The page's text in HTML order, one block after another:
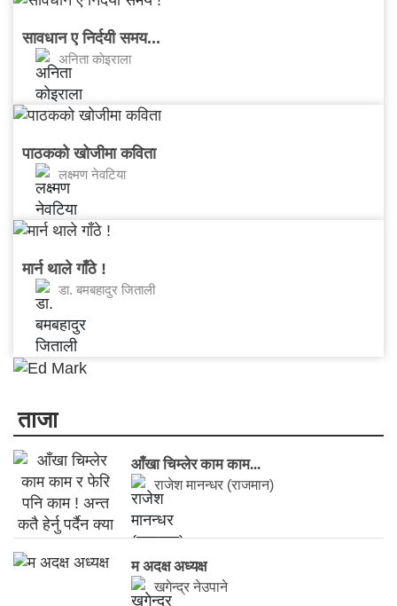
सावधान ए निर्दयी समय...
अनिता काेइराला
पाठकको खोजीमा कविता
लक्ष्मण नेवटिया
मार्न थाले गाँठे !
डा. बमबहादुर जिताली
ताजा
आँखा चिम्लेर काम काम...
राजेश मानन्धर (राजमान)
म अदक्ष अध्यक्ष
खगेन्द्र नेउपाने